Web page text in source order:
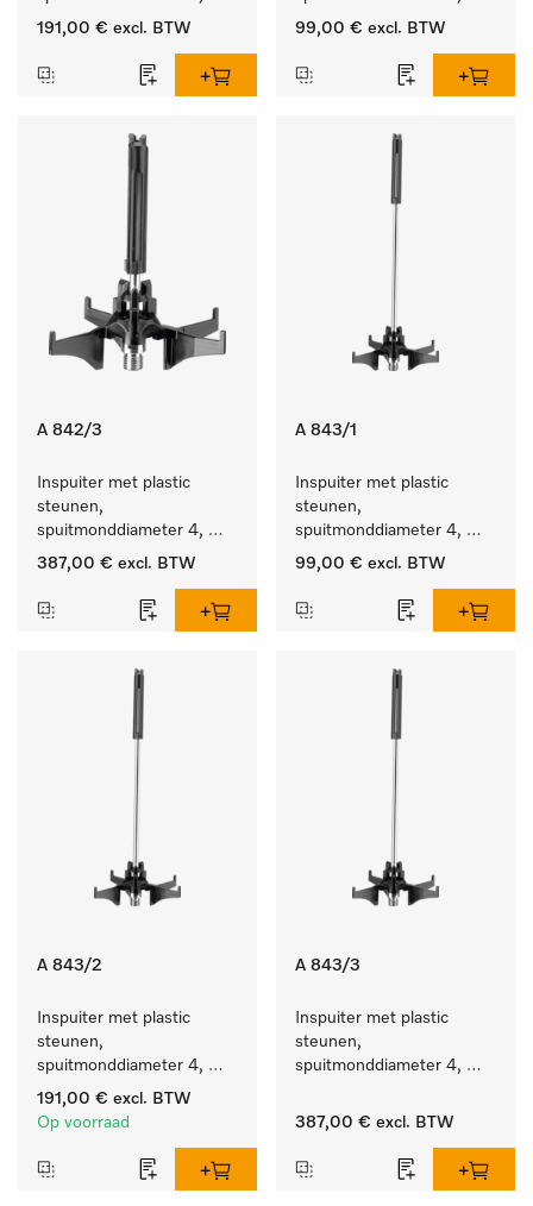
lengte 90 mm, 10 stuks
191,00 € excl. BTW
lengte 90 mm, 5 stuks
99,00 € excl. BTW
A 842/3
Inspuiter met plastic
steunen,
spuitmonddiameter 4,
lengte 90 mm, 20 stuks
387,00 € excl. BTW
A 843/1
Inspuiter met plastic
steunen,
spuitmonddiameter 4,
lengte 185 mm, 5 stuks
99,00 € excl. BTW
A 843/2
Inspuiter met plastic
steunen,
spuitmonddiameter 4,
lengte 185 mm, 10 stuks
191,00 € excl. BTW
Op voorraad
A 843/3
Inspuiter met plastic
steunen,
spuitmonddiameter 4,
387,00 € excl. BTW